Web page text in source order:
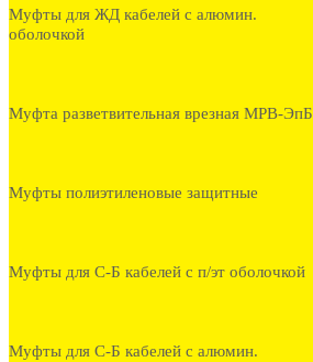
Муфты для ЖД кабелей с алюмин.
оболочкой
Муфта разветвительная врезная МРВ-ЭпБ
Муфты полиэтиленовые защитные
Муфты для С-Б кабелей с п/эт оболочкой
Муфты для С-Б кабелей с алюмин.